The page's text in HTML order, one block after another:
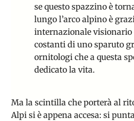
se questo spazzino è
lungo l’arco alpino è
internazionale visionario
costanti di uno sparuto
ornitologi che a questa
dedicato la vita.
Ma la scintilla che porterà al
Alpi si è appena accesa: si